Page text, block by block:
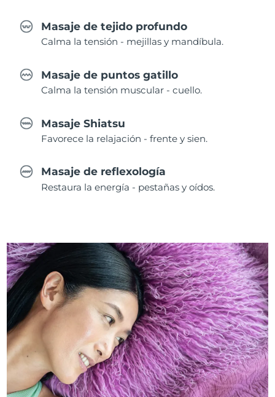
Masaje de tejido profundo
Calma la tensión - mejillas y mandíbula.
Masaje de puntos gatillo
Calma la tensión muscular - cuello.
Masaje Shiatsu
Favorece la relajación - frente y sien.
Masaje de reflexología
Restaura la energía - pestañas y oídos.